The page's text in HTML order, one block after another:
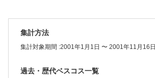
集計方法
集計対象期間 :2001年1月1日 〜 2001年11月16日
過去・歴代ベスコス一覧